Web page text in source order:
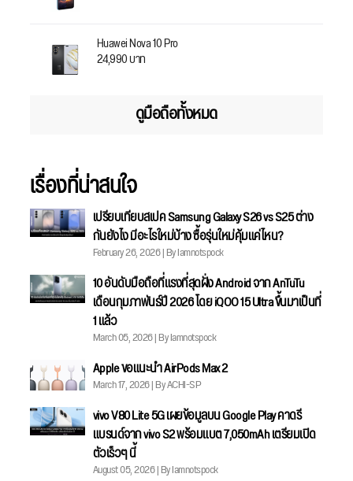
Huawei Nova 10 Pro
24,990 บาท
ดูมือถือทั้งหมด
เรื่องที่น่าสนใจ
เปรียบเทียบสเปค Samsung Galaxy S26 vs S25 ต่าง
กันยังไง มีอะไรใหม่บ้าง ซื้อรุ่นใหม่คุ้มแค่ไหน?
February 26, 2026 | By Iamnotspock
10 อันดับมือถือที่แรงที่สุดฝั่ง Android จาก AnTuTu
เดือนกุมภาพันธ์ปี 2026 โดย iQOO 15 Ultra ขึ้นมาเป็นที่
1 แล้ว
March 05, 2026 | By Iamnotspock
Apple ขอแนะนำ AirPods Max 2
March 17, 2026 | By ACHI-SP
vivo V80 Lite 5G เผยข้อมูลบน Google Play คาดรี
แบรนด์จาก vivo S2 พร้อมแบต 7,050mAh เตรียมเปิด
ตัวเร็วๆ นี้
August 05, 2026 | By Iamnotspock